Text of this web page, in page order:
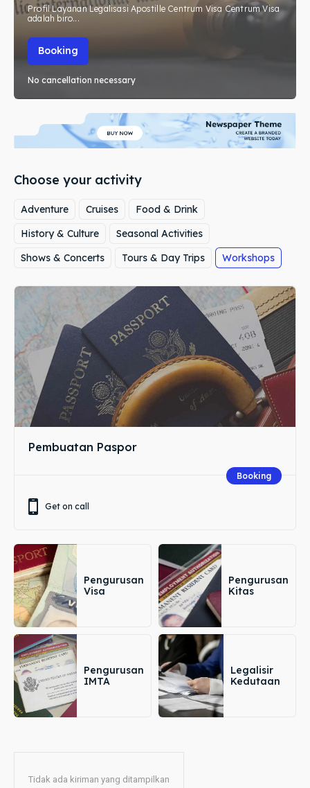
Profil Layanan Legalisasi Apostille Centrum Visa Centrum Visa
adalah biro...
Booking
No cancellation necessary
Choose your activity
Adventure Cruises
Food & Drink
History & Culture
Seasonal Activities
Shows & Concerts
Tours & Day Trips Workshops
Pembuatan Paspor
Booking
Get on call
Pengurusan
Visa
Pengurusan
Kitas
Pengurusan
IMTA
Legalisir
Kedutaan
Tidak ada kiriman yang ditampilkan